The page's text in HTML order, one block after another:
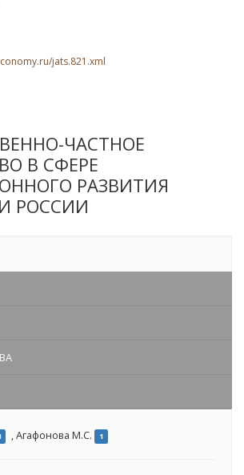
jats.821.xml
ЧАСТНОЕ
В СФЕРЕ
РАЗВИТИЯ
РОССИИ
,Агафонова М.С. 1